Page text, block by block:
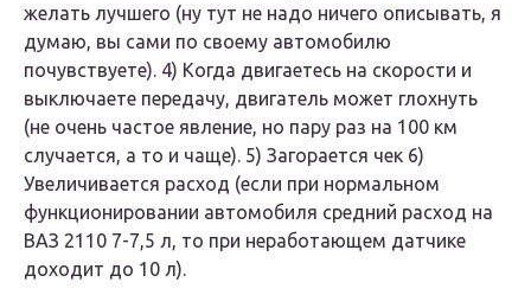
желать лучшего (ну тут не надо ничего описывать, я
думаю, вы сами по своему автомобилю
почувствуете). 4) Когда двигаетесь на скорости и
выключаете передачу, двигатель может глохнуть
(не очень частое явление, но пару раз на 100 км
случается, а то и чаще). 5) Загорается чек 6)
Увеличивается расход (если при нормальном
функционировании автомобиля средний расход на
ВАЗ 2110 7-7,5 л, то при неработающем датчике
доходит до 10 л).